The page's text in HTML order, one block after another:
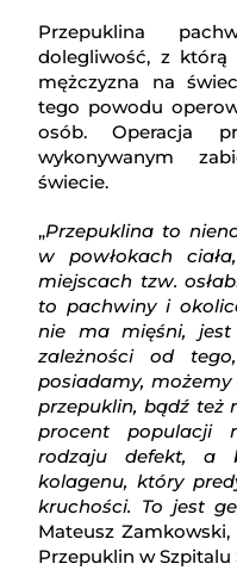
Przepuklina
dolegliwość, z
mężczyzna na
tego powodu
osób. Operacja
wykonywanym
świecie.
„Przepuklina to
w powłokach
miejscach tzw.
to pachwiny i
nie ma mięśni, jest
zależności od
posiadamy,
przepuklin, bądź też
procent populacji
rodzaju defekt, a
kolagenu, który
kruchości. To jest
Mateusz
Przepuklin w Szpitalu